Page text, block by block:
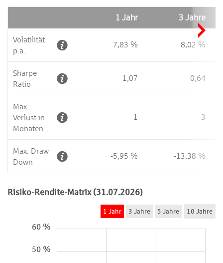
1 Jahr 3 Jahre
Volatilität
p.a.
7,83 % 8,02 %
Sharpe
Ratio
1,07 0,64
Max.
Verlust in
Monaten
1 3
Max. Draw
Down
-5,95 % -13,38 %
Risiko-Rendite-Matrix (31.07.2026)
1 Jahr 3 Jahre 5 Jahre 10 Jahre
50 %
60 %